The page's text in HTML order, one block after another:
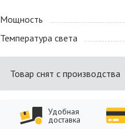
Мощность
Температура света
Товар снят с производства
Удобная
доставка